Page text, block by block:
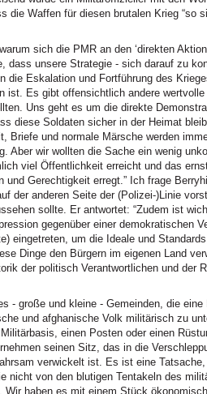
die Waffen für diesen brutalen Krieg “so
sich die PMR an den ‘direkten
dass unsere Strategie - sich darauf zu
die Eskalation und Fortführung des
ist. Es gibt offensichtlich andere
Uns geht es um die direkte
diese Soldaten sicher in der Heimat
Briefe und normale Märsche werden
Aber wir wollten die Sache ein wenig
viel Öffentlichkeit erreicht und das
und Gerechtigkeit erregt.” Ich frage
der anderen Seite der (Polizei-)Linie
sollte. Er antwortet: “Zudem ist
gegenüber einer demokratischen
eingetreten, um die Ideale und
Dinge den Bürgern im eigenen Land
der politisch Verantwortlichen und der
- große und kleine - Gemeinden, die
und afghanische Volk militärisch zu
einen Posten oder einen
seinen Sitz, das in die
verwickelt ist. Es ist eine
nicht von den blutigen Tentakeln des
Wir haben es mit einem Stück